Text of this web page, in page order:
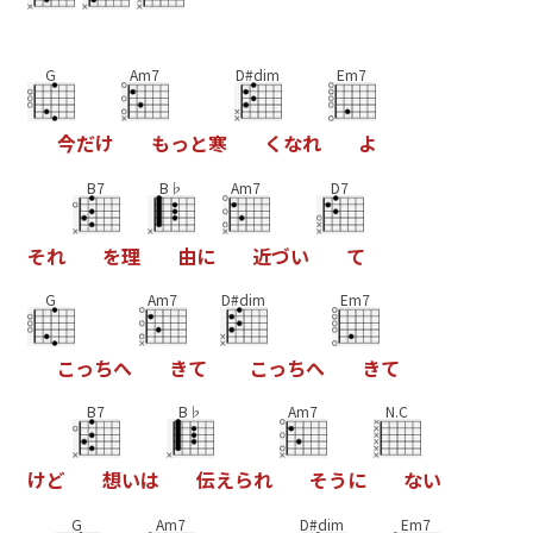
G
今だけ
Am7
もっ と寒
D#dim
く なれ
Em7
よ
それ
B7
を理
B♭
由に
Am7
近づい
D7
て
G
こっちへ
Am7
きて
D#dim
こっちへ
Em7
きて
けど
B7
想いは
B♭
伝えられ
Am7
そう に
N.C
ない
G Am7 D#dim Em7